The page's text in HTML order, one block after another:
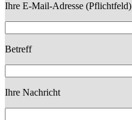
Ihre E-Mail-Adresse (Pflichtfeld)
Betreff
Ihre Nachricht